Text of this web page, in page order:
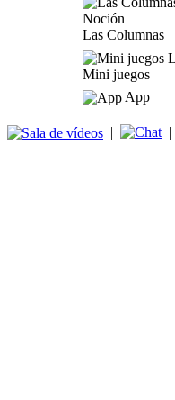
Las Columnas
Mini juegos
App
| |